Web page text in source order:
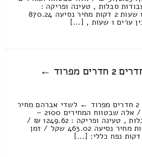
3000 ₪ עבודות סבלות , טעינה ופריקה :
1514.11 ₪ / זמן : 1 שעות 2 דקות מחיר נסיעה 870.24
שעות , [...]
הובלת דירה 2 חדרים 2 חדרים מפרוד ←
מחירי הובלות דירה 2 חדרים מפרוד ← לשדי אברהם מחיר
מחירון: 1771.59 ₪ / אלה שבטווח המחירים 2100 –
1600 ₪ עבודות סבלות , טעינה ופריקה : 1249.62 ₪ /
זמן : 1 שעות 16 דקות מחיר נסיעה 463.02 שקל / זמן